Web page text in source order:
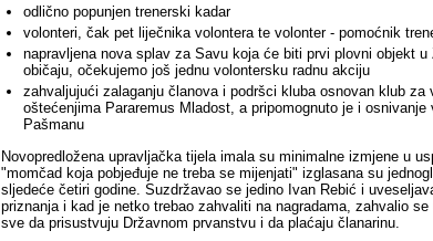
odlično popunjen trenerski kadar
volonteri, čak pet liječnika volontera te volonter - pomoćnik
napravljena nova splav za Savu koja će biti prvi plovni objekt
običaju, očekujemo još jednu volontersku radnu akciju
zahvaljujući zalaganju članova i podršci kluba osnovan klub za
oštećenjima Pararemus Mladost, a pripomognuto je i
Pašmanu
Novopredložena upravljačka tijela imala su minimalne izmjene u
"momčad koja pobjeđuje ne treba se mijenjati" izglasana su
sljedeće četiri godine. Suzdržavao se jedino Ivan Rebić i
priznanja i kad je netko trebao zahvaliti na nagradama, zahvalio
sve da prisustvuju Državnom prvanstvu i da plaćaju članarinu.